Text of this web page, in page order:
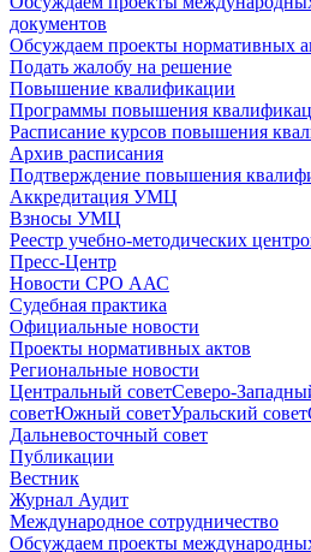
документов
Обсуждаем проекты нормативных
Подать жалобу на решение
Повышение квалификации
Программы повышения
Расписание курсов повышения
Архив расписания
Подтверждение повышения
Аккредитация УМЦ
Взносы УМЦ
Реестр учебно-методических
Пресс-Центр
Новости СРО ААС
Судебная практика
Официальные новости
Проекты нормативных актов
Региональные новости
Центральный советСеверо-
советЮжный советУральский совет
Дальневосточный совет
Публикации
Вестник
Журнал Аудит
Международное сотрудничество
Обсуждаем проекты